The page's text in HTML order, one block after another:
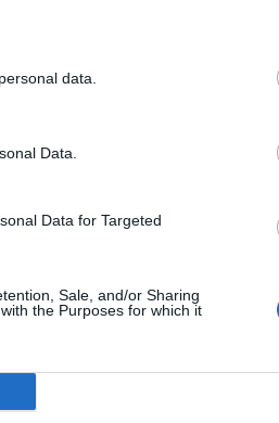
data.
Data.
Data for Targeted
Sale, and/or Sharing
the Purposes for which it
sitten talon Malagasta.
ja häneltä olisi kysytty ensi
Haalandin
huomioidaan näistä
Haaland suuntaa